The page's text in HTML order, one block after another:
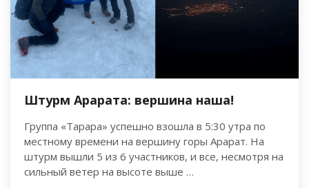
Штурм Арарата: вершина наша!
Группа «Тарара» успешно взошла в 5:30 утра по
местному времени на вершину горы Арарат. На
штурм вышли 5 из 6 участников, и все, несмотря на
сильный ветер на высоте выше …